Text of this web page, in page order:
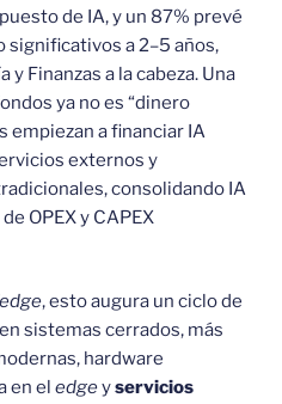
de IA, y un 87% prevé
a 2–5 años,
Finanzas a la cabeza. Una
ya no es “dinero
empiezan a financiar IA
externos y
consolidando IA
OPEX y CAPEX
, esto augura un ciclo de
sistemas cerrados, más
hardware
en el edgeyservicios